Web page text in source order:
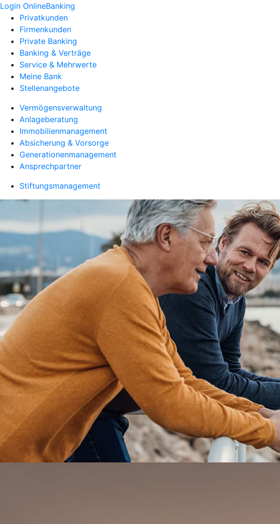
Login OnlineBanking
Privatkunden
Firmenkunden
Private Banking
Banking & Verträge
Service & Mehrwerte
Meine Bank
Stellenangebote
Vermögensverwaltung
Anlageberatung
Immobilienmanagement
Absicherung & Vorsorge
Generationenmanagement
Ansprechpartner
Stiftungsmanagement